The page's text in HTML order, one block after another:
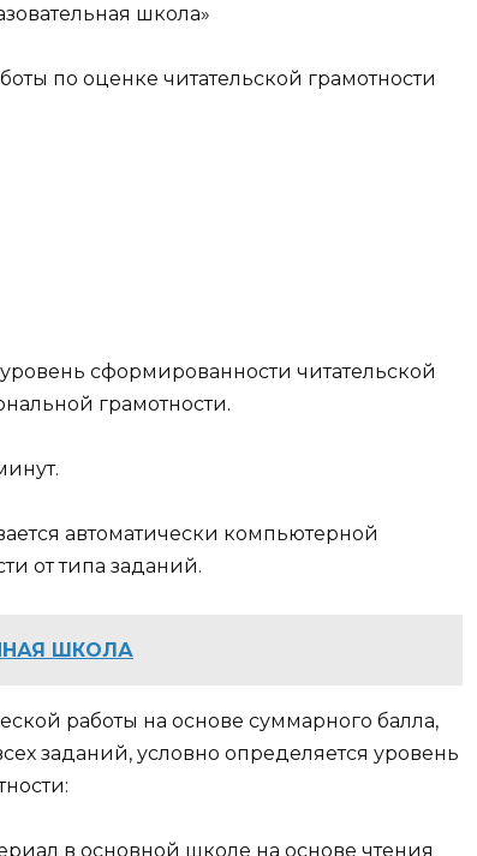
школа»
по оценке читательской грамотности
сформированности читательской
грамотности.
автоматически компьютерной
от типа заданий.
ШКОЛА
работы на основе суммарного балла,
заданий, условно определяется уровень
в основной школе на основе чтения